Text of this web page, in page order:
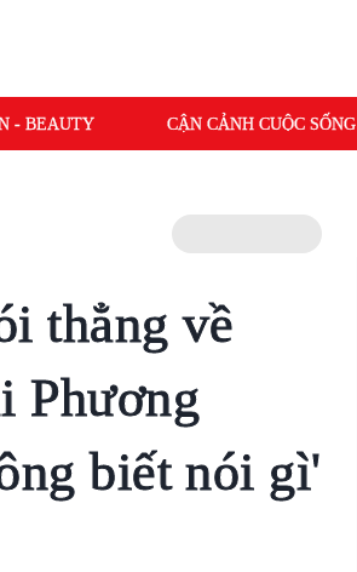
- BEAUTY CẬN CẢNH CUỘC SỐNG
thẳng về
Phương
biết nói gì'